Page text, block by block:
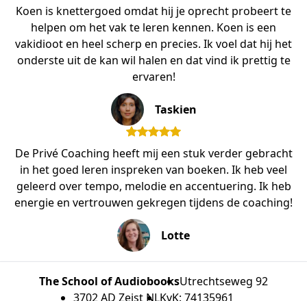
Koen is knettergoed omdat hij je oprecht probeert te
helpen om het vak te leren kennen. Koen is een
vakidioot en heel scherp en precies. Ik voel dat hij het
onderste uit de kan wil halen en dat vind ik prettig te
ervaren!
Taskien
De Privé Coaching heeft mij een stuk verder gebracht
in het goed leren inspreken van boeken. Ik heb veel
geleerd over tempo, melodie en accentuering. Ik heb
energie en vertrouwen gekregen tijdens de coaching!
Lotte
The School of AudiobooksUtrechtseweg 92
3702 AD Zeist NLKvK: 74135961